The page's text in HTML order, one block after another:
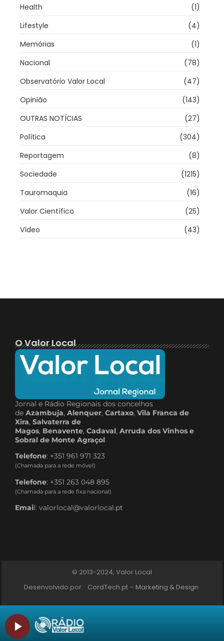
Health
(1)
Lifestyle
(4)
Memórias
(1)
Nacional
(78)
Observatório Valor Local
(47)
Opinião
(143)
OUTRAS NOTÍCIAS
(27)
Política
(304)
Reportagem
(8)
Sociedade
(1215)
Tauromaquia
(16)
Valor Científico
(25)
Vídeo
(43)
O Valor Local
Jornal e Rádio Regionais dos concelhos
de Azambuja, Alenquer, Cartaxo, Vila Franca de
Xira, Salvaterra de
Magos, Benavente, Cadaval, Arruda dos Vinhos e
Sobral de Monte Agraçol
Telefone: +351 961 971 323
(Chamada para a rede móvel)
Telefone: +351 263 048 895
(Chamada para a rede fixa nacional)
Email: valorlocal@valorlocal.pt
© 2013-2024, Valor Local
Desenvolvido por: CordTech.pt – Marketing & Design